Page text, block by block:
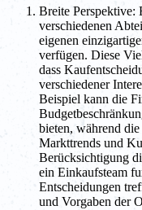
Breite Perspektive:
verschiedenen
eigenen
verfügen. Diese
dass
verschiedener
Beispiel kann die
bieten, während
Markttrends und
Berücksichtigung
ein Einkaufsteam
Entscheidungen
und Vorgaben der